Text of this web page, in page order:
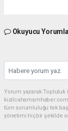
Okuyucu
Yorum yazarak Topluluk
kizilcahamamhaber.com
tüm sorumluluğu tek
yönetimi hiçbir şekilde